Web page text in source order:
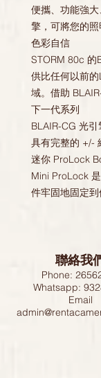
便攜、功能強
擎，可將您的照
色彩自信
STORM 80c 的
供比任何以前
域。借助
下一代系列
BLAIR-CG 光
具有完整的 +/-
迷你 ProLock
Mini ProLock
件牢固地固定到
聯絡我
Phone:
Whatsapp:
Email